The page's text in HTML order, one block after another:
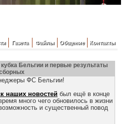
Газета Файлы Общение Контакты
Бельгии и первые результаты
ФС Бельгии!
наших новостей был ещё в конце
много чего обновилось в жизни
и существенный повод